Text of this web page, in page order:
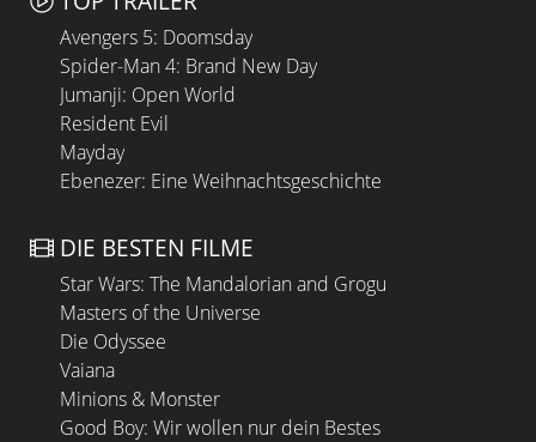
Avengers 5: Doomsday
Spider-Man 4: Brand New Day
Jumanji: Open World
Resident Evil
Mayday
Ebenezer: Eine Weihnachtsgeschichte
DIE BESTEN FILME
Star Wars: The Mandalorian and Grogu
Masters of the Universe
Die Odyssee
Vaiana
Minions & Monster
Good Boy: Wir wollen nur dein Bestes